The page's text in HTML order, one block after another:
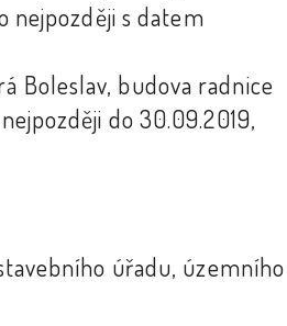
nejpozději s datem
Boleslav, budova radnice
do 30.09.2019,
úřadu, územního